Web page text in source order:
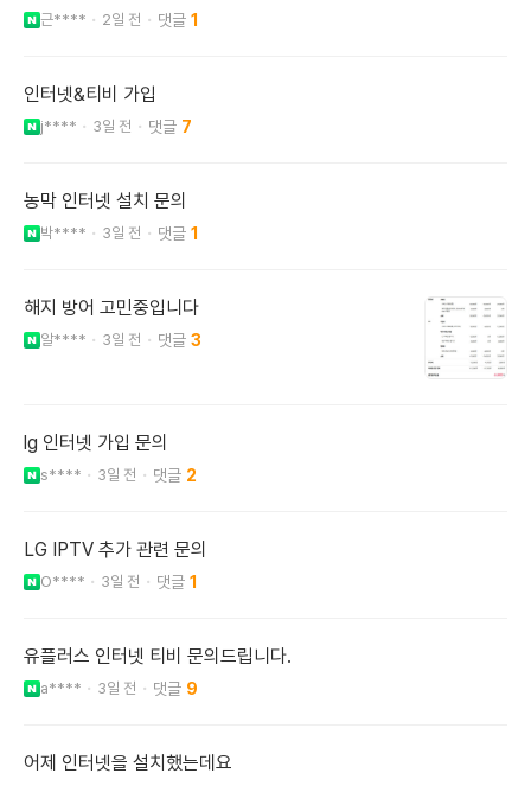
근**** 2일 전 1
인터넷&티비 가입
j**** 3일 전 7
농막 인터넷 설치 문의
박**** 3일 전 1
해지 방어 고민중입니다
알**** 3일 전 3
lg 인터넷 가입 문의
s**** 3일 전 2
LG IPTV 추가 관련 문의
O**** 3일 전 1
유플러스 인터넷 티비 문의드립니다.
a**** 3일 전 9
어제 인터넷을 설치했는데요